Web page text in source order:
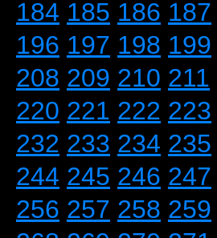
184 185 186 187
196 197 198 199
208 209 210 211
220 221 222 223
232 233 234 235
244 245 246 247
256 257 258 259